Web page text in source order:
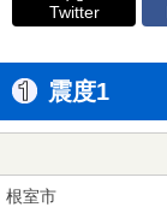
Twitter
震度1
根室市